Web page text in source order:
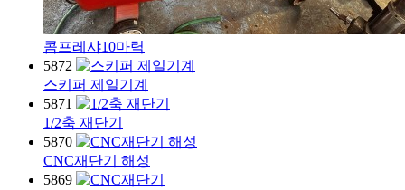
콤프레샤10마력
5872
스키퍼 제일기계
5871
1/2축 재단기
5870
CNC재단기 해성
5869